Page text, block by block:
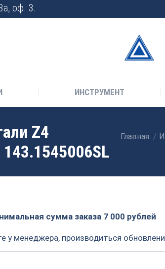
оф. 3.
ИНСТРУМЕНТ
Z4
Вы здесь:
Главная
сумма заказа 7 000 рублей
у менеджера, производиться